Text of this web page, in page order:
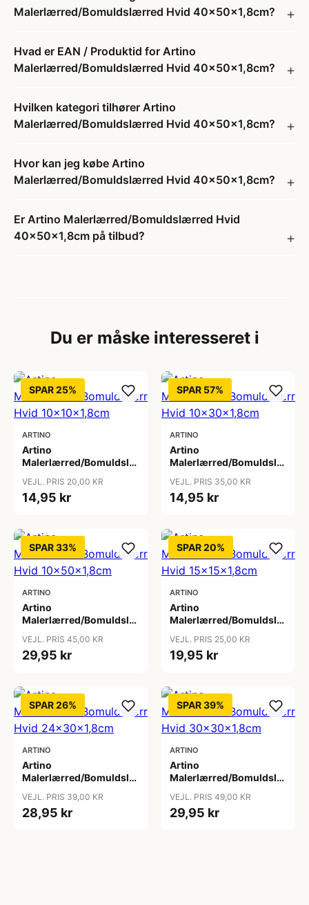
Malerlærred/Bomuldslærred Hvid 40x50x1,8cm?
Hvad er EAN / Produktid for Artino
Malerlærred/Bomuldslærred Hvid 40x50x1,8cm?
Hvilken kategori tilhører Artino
Malerlærred/Bomuldslærred Hvid 40x50x1,8cm?
Hvor kan jeg købe Artino
Malerlærred/Bomuldslærred Hvid 40x50x1,8cm?
Er Artino Malerlærred/Bomuldslærred Hvid
40x50x1,8cm på tilbud?
Du er måske interesseret i
SPAR 25%
ARTINO
Artino
Malerlærred/Bomuldslærred
VEJL. PRIS 20,00 KR
14,95 kr
SPAR 57%
ARTINO
Artino
Malerlærred/Bomuldslærred
VEJL. PRIS 35,00 KR
14,95 kr
SPAR 33%
ARTINO
Artino
Malerlærred/Bomuldslærred
VEJL. PRIS 45,00 KR
29,95 kr
SPAR 20%
ARTINO
Artino
Malerlærred/Bomuldslærred
VEJL. PRIS 25,00 KR
19,95 kr
SPAR 26%
ARTINO
Artino
Malerlærred/Bomuldslærred
VEJL. PRIS 39,00 KR
28,95 kr
SPAR 39%
ARTINO
Artino
Malerlærred/Bomuldslærred
VEJL. PRIS 49,00 KR
29,95 kr